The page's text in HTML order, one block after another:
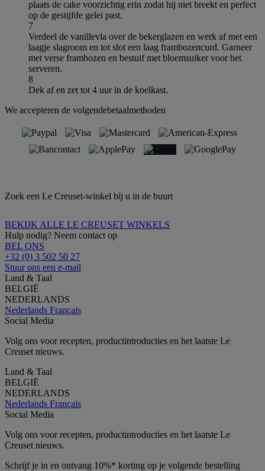
plaats de cake voorzichtig erin zodat hij niet breekt en perfect
op de gestijfde gelei past.
7
Verdeel de vanillevla over de bekerglazen en werk af met een
laagje slagroom en tot slot een laag frambozencurd. Garneer
met verse frambozen en bestuif met bloemsuiker voor het
serveren.
8
Dek af en zet tot 4 uur in de koelkast.
We accepteren de volgendebetaalmethoden
Zoek een Le Creuset-winkel bij u in de buurt
BEKIJK ALLE LE CREUSET WINKELS
Hulp nodig? Neem contact op
BEL ONS
+32 (0) 3 502 50 27
Stuur ons een e-mail
Land & Taal
BELGIË
NEDERLANDS
Nederlands Français
Social Media
Volg ons voor recepten, productintroducties en het laatste Le
Creuset nieuws.
Land & Taal
BELGIË
NEDERLANDS
Nederlands Français
Social Media
Volg ons voor recepten, productintroducties en het laatste Le
Creuset nieuws.
Schrijf je in en ontvang 10%* korting op je volgende bestelling